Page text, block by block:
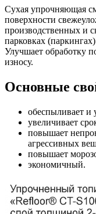
Сухая упрочняющая
поверхности
производственных и
парковках (паркингах)
Улучшает обработку
износу.
Основные
обеспыливает и
увеличивает
повышает
агрессивных
повышает
экономичный.